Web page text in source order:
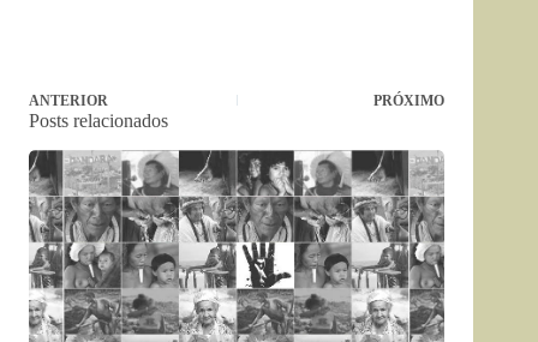
ANTERIOR PRÓXIMO
Posts relacionados